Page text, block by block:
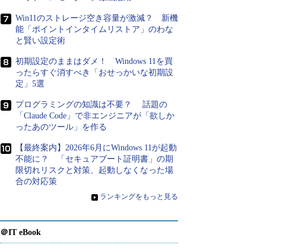
Win11のストレージ空き容量が激減？ 新機
能「ポイントインタイムリストア」のわな
と賢い設定術
初期設定のままはダメ！ Windows 11を買
ったらすぐ消すべき「おせっかいな初期設
定」5選
プログラミングの知識は不要？ 話題の
「Claude Code」で非エンジニアが「欲しか
ったあのツール」を作る
【最終案内】2026年6月にWindows 11が起動
不能に？ 「セキュアブート証明書」の期
限切れリスクと対策、起動しなくなった場
合の対応策
» ランキングをもっと見る
＠IT eBook